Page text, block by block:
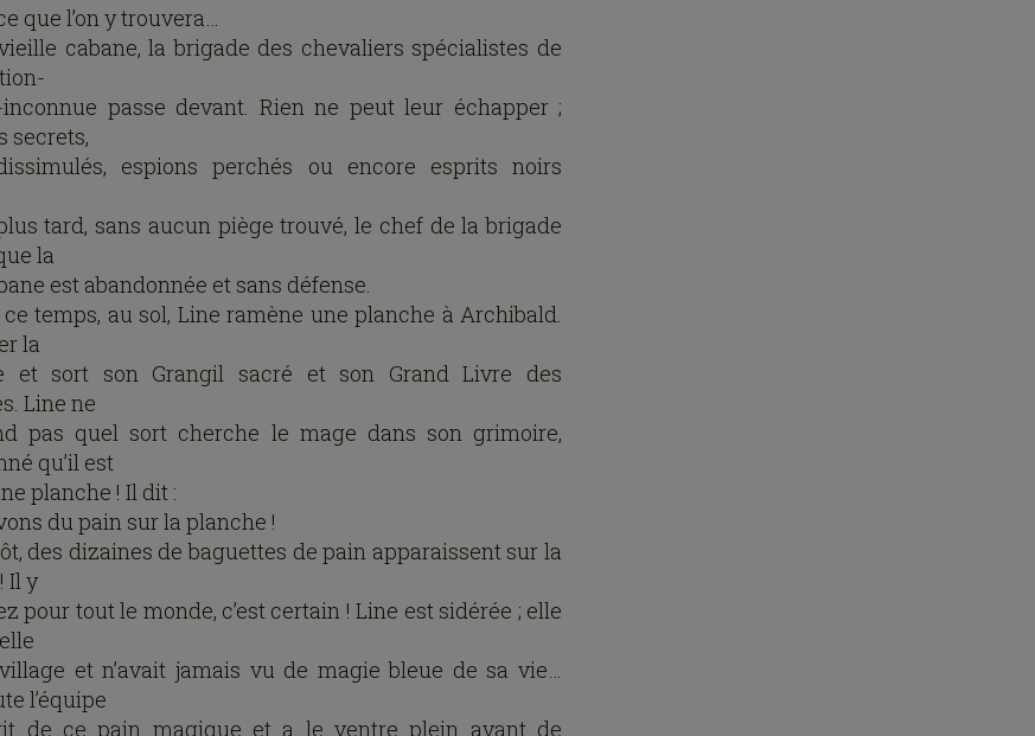
que l’on y trouvera…
cabane, la brigade des chevaliers spécialistes de
passe devant. Rien ne peut leur échapper ;
secrets,
espions perchés ou encore esprits noirs
tard, sans aucun piège trouvé, le chef de la brigade
la
est abandonnée et sans défense.
temps, au sol, Line ramène une planche à Archibald.
la
et sort son Grangil sacré et son Grand Livre des
Line ne
pas quel sort cherche le mage dans son grimoire,
qu’il est
planche ! Il dit :
du pain sur la planche !
des dizaines de baguettes de pain apparaissent sur la
Il y
pour tout le monde, c’est certain ! Line est sidérée ; elle
et n’avait jamais vu de magie bleue de sa vie…
l’équipe
de ce pain magique et a le ventre plein avant de